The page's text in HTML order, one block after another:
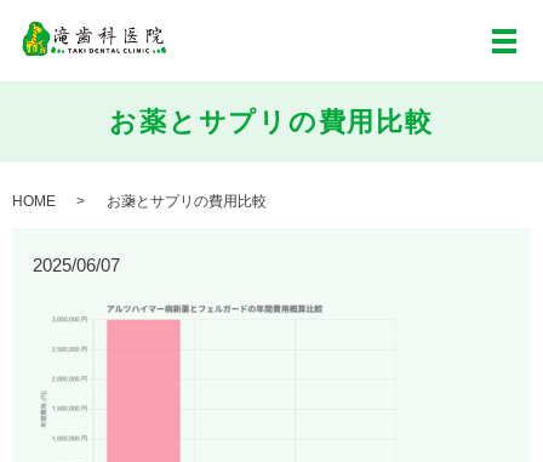
メ
お薬とサプリの費用比較
HOME お薬とサプリの費用比較
2025/06/07